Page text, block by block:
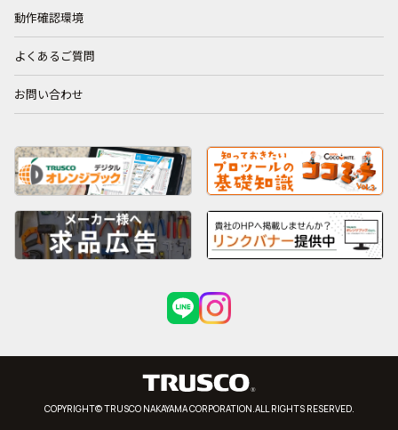
動作確認環境
よくあるご質問
お問い合わせ
COPYRIGHT© TRUSCO NAKAYAMA CORPORATION.ALL RIGHTS RESERVED.